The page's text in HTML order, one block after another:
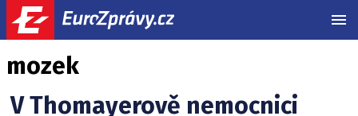
mozek
V Thomayerově nemocnici